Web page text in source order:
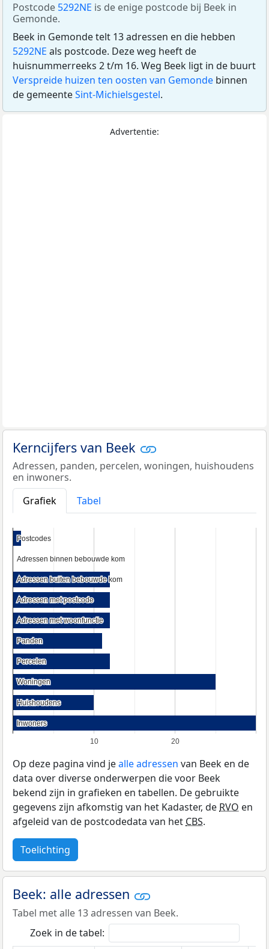
Postcode 5292NE is de enige postcode bij Beek in
Gemonde.
Beek in Gemonde telt 13 adressen en die hebben
5292NE als postcode. Deze weg heeft de
huisnummerreeks 2 t/m 16. Weg Beek ligt in de buurt
Verspreide huizen ten oosten van Gemonde binnen
de gemeenteSint-Michielsgestel.
Advertentie:
Kerncijfers van Beek
Adressen, panden, percelen, woningen, huishoudens
en inwoners.
Grafiek
Tabel
10 20
Postcodes
Postcodes
Adressen binnen bebouwde kom
Adressen binnen bebouwde kom
Adressen buiten bebouwde kom
Adressen buiten bebouwde kom
Adressen met postcode
Adressen met postcode
Adressen met woonfunctie
Adressen met woonfunctie
Panden
Panden
Percelen
Percelen
Woningen
Woningen
Huishoudens
Huishoudens
Inwoners
Inwoners
Op deze pagina vind jealle adressen van Beek en de
data over diverse onderwerpen die voor Beek
bekend zijn in grafieken en tabellen. De gebruikte
gegevens zijn afkomstig van het Kadaster, deRVO en
afgeleid van de postcodedata van hetCBS.
Toelichting
Beek: alle adressen
Tabel met alle 13 adressen van Beek.
Zoek in de tabel: